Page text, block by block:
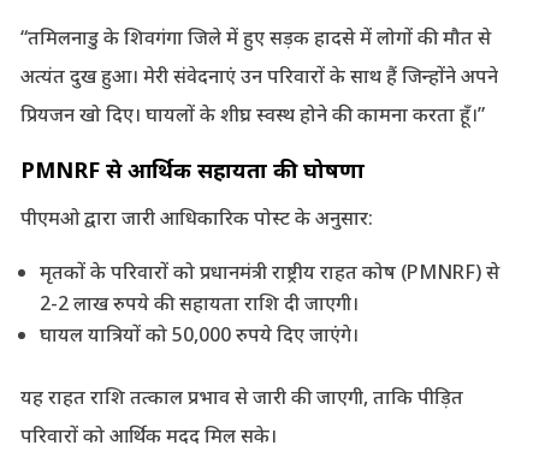
“तमिलनाडु के शिवगंगा जिले में हुए सड़क हादसे में लोगों की मौत से
अत्यंत दुख हुआ। मेरी संवेदनाएं उन परिवारों के साथ हैं जिन्होंने अपने
प्रियजन खो दिए। घायलों के शीघ्र स्वस्थ होने की कामना करता हूँ।”
PMNRF से आर्थिक सहायता की घोषणा
पीएमओ द्वारा जारी आधिकारिक पोस्ट के अनुसार:
मृतकों के परिवारों को प्रधानमंत्री राष्ट्रीय राहत कोष (PMNRF) से
2-2 लाख रुपये की सहायता राशि दी जाएगी।
घायल यात्रियों को 50,000 रुपये दिए जाएंगे।
यह राहत राशि तत्काल प्रभाव से जारी की जाएगी, ताकि पीड़ित
परिवारों को आर्थिक मदद मिल सके।